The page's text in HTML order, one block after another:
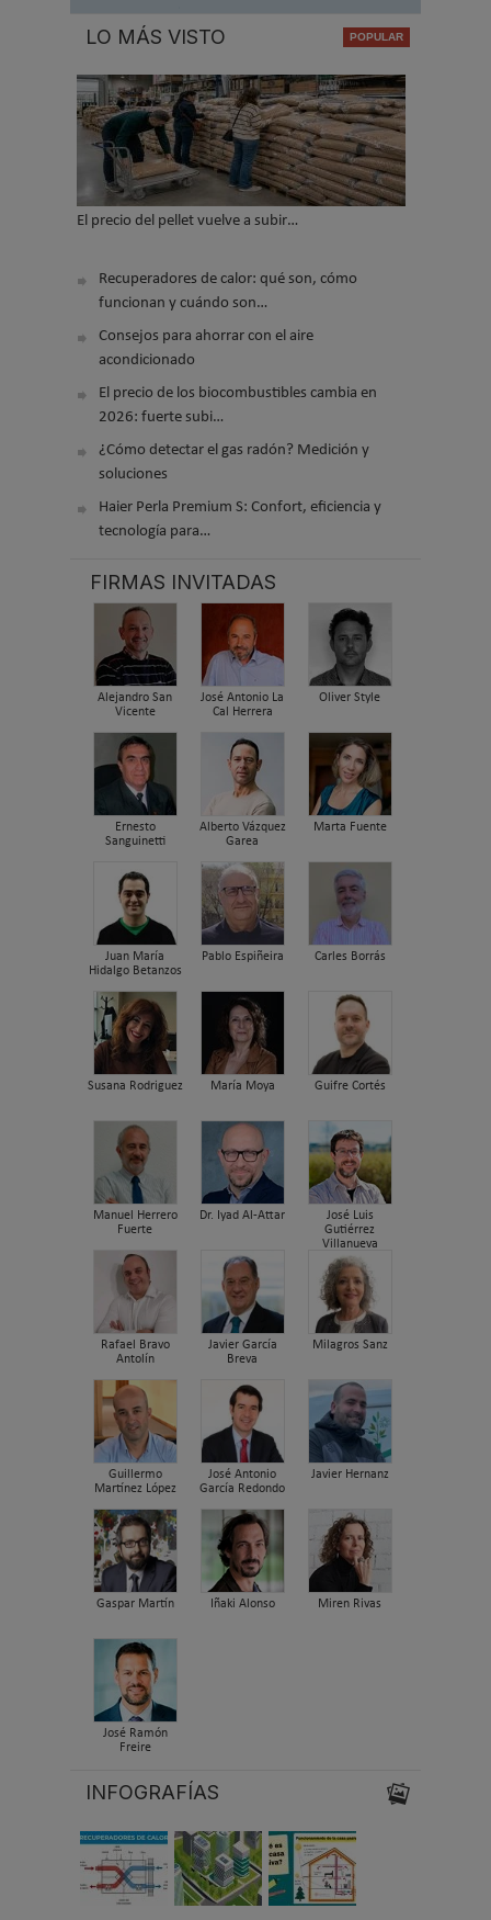
LO MÁS VISTO
El precio del pellet vuelve a subir…
Recuperadores de calor: qué son, cómo
funcionan y cuándo son…
Consejos para ahorrar con el aire
acondicionado
El precio de los biocombustibles cambia en
2026: fuerte subi…
¿Cómo detectar el gas radón? Medición y
soluciones
Haier Perla Premium S: Confort, eficiencia y
tecnología para…
FIRMAS INVITADAS
Alejandro San
Vicente
José Antonio La
Cal Herrera
Oliver Style
Ernesto
Sanguinetti
Alberto Vázquez
Garea
Marta Fuente
Juan María
Hidalgo Betanzos
Pablo Espiñeira Carles Borrás
Susana Rodriguez María Moya Guifre Cortés
Manuel Herrero
Fuerte
Dr. Iyad Al-Attar
José Luis
Gutiérrez
Villanueva
Rafael Bravo
Antolín
Javier García
Breva
Milagros Sanz
Guillermo
Martínez López
José Antonio
García Redondo
Javier Hernanz
Gaspar Martín Iñaki Alonso Miren Rivas
José Ramón
Freire
INFOGRAFÍAS